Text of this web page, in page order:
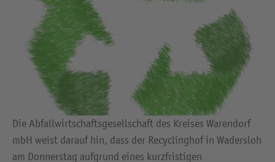
Die Abfallwirtschaftsgesellschaft des Kreises Warendorf
mbH weist darauf hin, dass der Recyclinghof in Wadersloh
am Donnerstag aufgrund eines kurzfristigen